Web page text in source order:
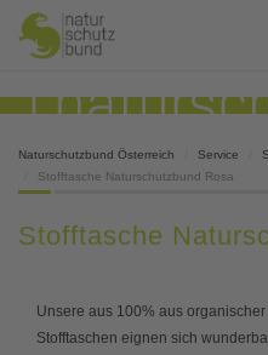
Naturschutzbund Österreich Service
Stofftasche Naturschutzbund Rosa
Stofftasche
Unsere aus 100% aus
Stofftaschen eignen sich